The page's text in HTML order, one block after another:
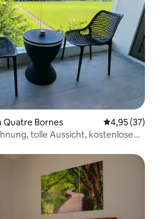
Quatre Bornes
4,95 (37)
tolle Aussicht, kostenlose